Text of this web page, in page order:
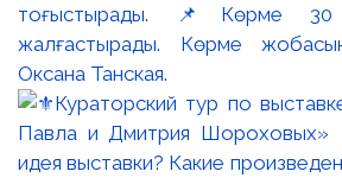
тоғыстырады. 📌Көрме 30
жалғастырады. Көрме
Оксана Танская.